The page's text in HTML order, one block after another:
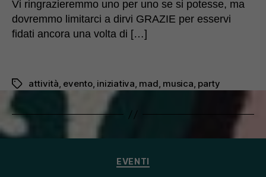
Vi ringrazieremmo uno per uno se si potesse, ma
dovremmo limitarci a dirvi GRAZIE per esservi
fidati ancora una volta di […]
Tag attività, evento, iniziativa, mad, musica, party
Categorie
EVENTI